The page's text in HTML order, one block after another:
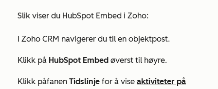
Slik viser du HubSpot Embed i Zoho:
I Zoho CRM navigerer du til en objektpost.
Klikk på HubSpot Embed øverst til høyre.
Klikk påfanen Tidslinje for å vise aktiviteter på